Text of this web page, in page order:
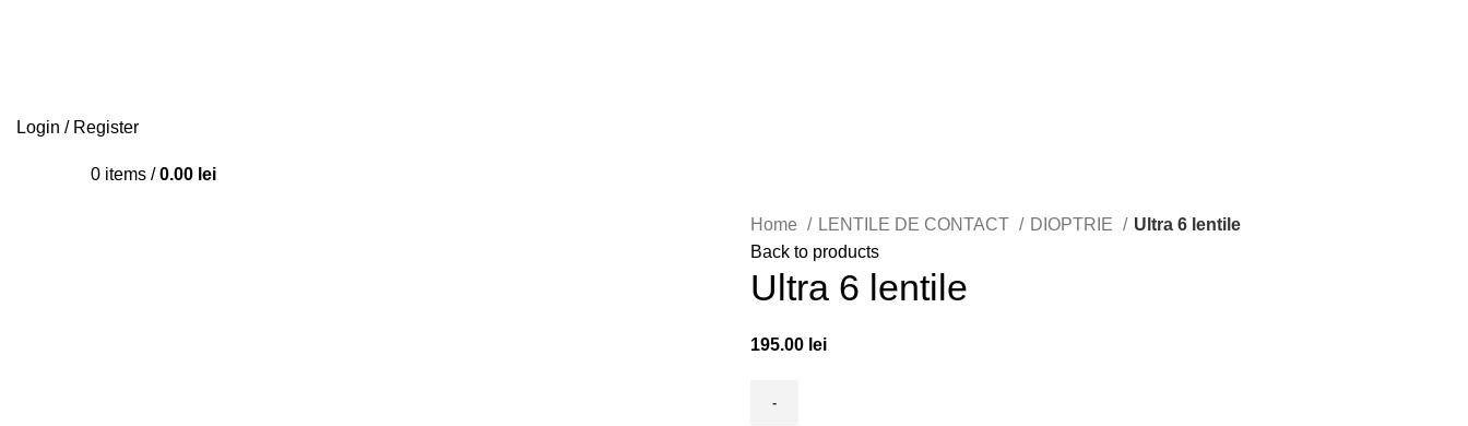
Login / Register
0 items / 0.00 lei
Home LENTILE DE CONTACT DIOPTRIE
Ultra 6 lentile
Back to products
Ultra 6 lentile
195.00 lei